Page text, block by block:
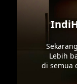
Lebih
di semua